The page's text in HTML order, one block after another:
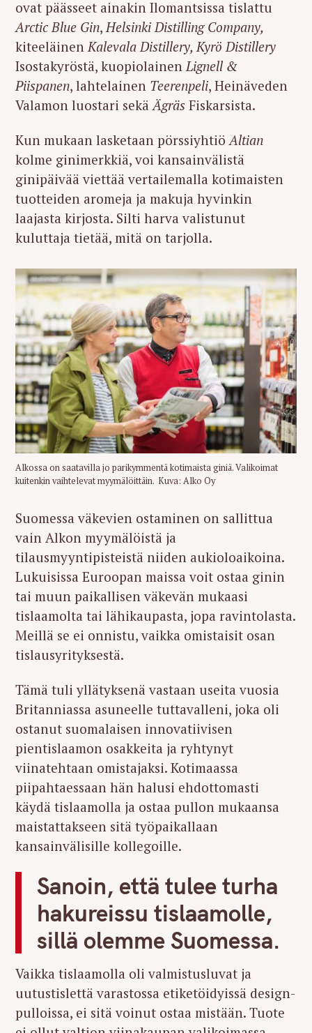
ovat päässeet ainakin Ilomantsissa tislattu
Arctic Blue Gin, Helsinki Distilling Company,
kiteeläinen Kalevala Distillery, Kyrö Distillery
Isostakyröstä, kuopiolainen Lignell &
Piispanen, lahtelainen Teerenpeli, Heinäveden
Valamon luostari sekä Ägräs Fiskarsista.
Kun mukaan lasketaan pörssiyhtiöAltian
kolme ginimerkkiä, voi kansainvälistä
ginipäivää viettää vertailemalla kotimaisten
tuotteiden aromeja ja makuja hyvinkin
laajasta kirjosta. Silti harva valistunut
kuluttaja tietää, mitä on tarjolla.
Alkossa on saatavilla jo parikymmentä kotimaista giniä. Valikoimat
kuitenkin vaihtelevat myymälöittäin. Kuva: Alko Oy
Suomessa väkevien ostaminen on sallittua
vain Alkon myymälöistä ja
tilausmyyntipisteistä niiden aukioloaikoina.
Lukuisissa Euroopan maissa voit ostaa ginin
tai muun paikallisen väkevän mukaasi
tislaamolta tai lähikaupasta, jopa ravintolasta.
Meillä se ei onnistu, vaikka omistaisit osan
tislausyrityksestä.
Tämä tuli yllätyksenä vastaan useita vuosia
Britanniassa asuneelle tuttavalleni, joka oli
ostanut suomalaisen innovatiivisen
pientislaamon osakkeita ja ryhtynyt
viinatehtaan omistajaksi. Kotimaassa
piipahtaessaan hän halusi ehdottomasti
käydä tislaamolla ja ostaa pullon mukaansa
maistattakseen sitä työpaikallaan
kansainvälisille kollegoille.
Sanoin, että tulee turha
hakureissu tislaamolle,
sillä olemme Suomessa.
Vaikka tislaamolla oli valmistusluvat ja
uutustislettä varastossa etiketöidyissä design-
pulloissa, ei sitä voinut ostaa mistään. Tuote